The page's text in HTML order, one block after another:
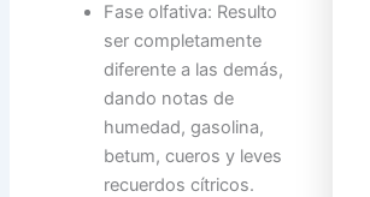
Fase olfativa: Resulto
ser completamente
diferente a las demás,
dando notas de
humedad, gasolina,
betum, cueros y leves
recuerdos cítricos.